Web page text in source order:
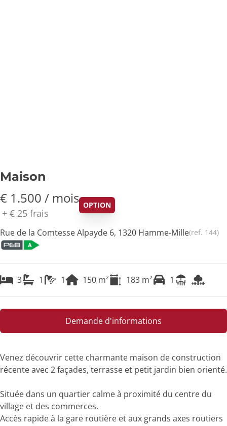
Maison
€ 1.500 / mois
+ € 25 frais
OPTION
Rue de la Comtesse Alpayde 6, 1320 Hamme-Mille(ref. 144)
3 1 1 150 m² 183 m² 1
Demande d'informations
Venez découvrir cette charmante maison de construction
récente avec 2 façades, terrasse et petit jardin bien orienté.
Située dans un quartier calme à proximité du centre du
village et des commerces.
Accès rapide à la gare routière et aux grands axes routiers